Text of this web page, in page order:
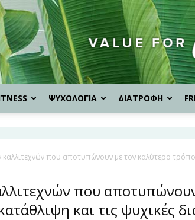
ΨΥΧΟΛΟΓΙΑ ΔΙΑΤΡΟΦΗ
καλλιτεχνών που αποτυπώνουν με τον καλύτερο τρόπο
που
και τις ψυχικές